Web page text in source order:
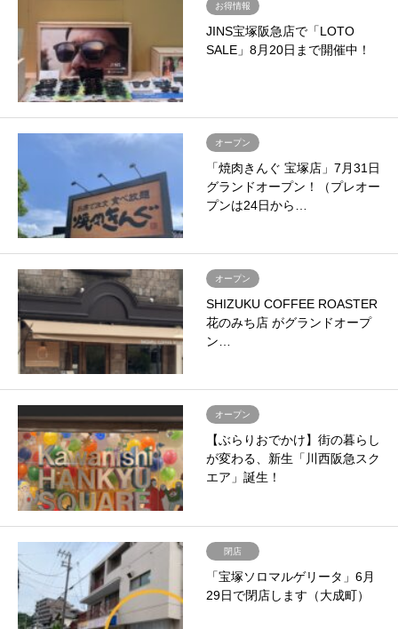
お得情報
JINS宝塚阪急店で「LOTO
SALE」8月20日まで開催中！
オープン
「焼肉きんぐ 宝塚店」7月31日
グランドオープン！（プレオー
プンは24日から…
オープン
SHIZUKU COFFEE ROASTER
花のみち店 がグランドオープ
ン…
オープン
【ぶらりおでかけ】街の暮らし
が変わる、新生「川西阪急スク
エア」誕生！
閉店
「宝塚ソロマルゲリータ」6月
29日で閉店します（大成町）